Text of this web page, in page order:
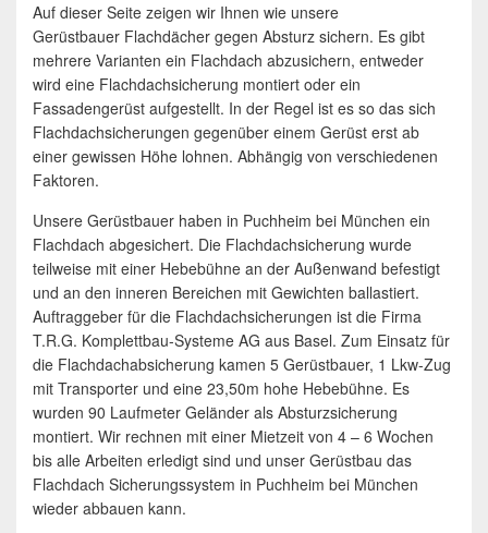
Auf dieser Seite zeigen wir Ihnen wie unsere
Gerüstbauer Flachdächer gegen Absturz sichern. Es gibt
mehrere Varianten ein Flachdach abzusichern, entweder
wird eine Flachdachsicherung montiert oder ein
Fassadengerüst aufgestellt. In der Regel ist es so das sich
Flachdachsicherungen gegenüber einem Gerüst erst ab
einer gewissen Höhe lohnen. Abhängig von verschiedenen
Faktoren.
Unsere Gerüstbauer haben in Puchheim bei München ein
Flachdach abgesichert. Die Flachdachsicherung wurde
teilweise mit einer Hebebühne an der Außenwand befestigt
und an den inneren Bereichen mit Gewichten ballastiert.
Auftraggeber für die Flachdachsicherungen ist die Firma
T.R.G. Komplettbau-Systeme AG aus Basel. Zum Einsatz für
die Flachdachabsicherung kamen 5 Gerüstbauer, 1 Lkw-Zug
mit Transporter und eine 23,50m hohe Hebebühne. Es
wurden 90 Laufmeter Geländer als Absturzsicherung
montiert. Wir rechnen mit einer Mietzeit von 4 – 6 Wochen
bis alle Arbeiten erledigt sind und unser Gerüstbau das
Flachdach Sicherungssystem in Puchheim bei München
wieder abbauen kann.